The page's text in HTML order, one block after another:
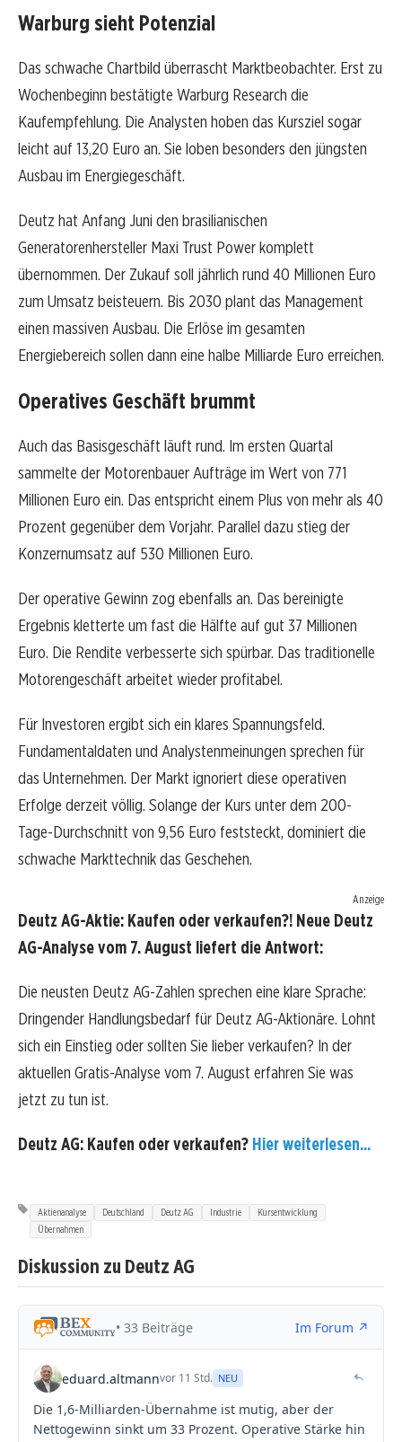
Warburg sieht Potenzial
Das schwache Chartbild überrascht Marktbeobachter. Erst zu
Wochenbeginn bestätigte Warburg Research die
Kaufempfehlung. Die Analysten hoben das Kursziel sogar
leicht auf 13,20 Euro an. Sie loben besonders den jüngsten
Ausbau im Energiegeschäft.
Deutz hat Anfang Juni den brasilianischen
Generatorenhersteller Maxi Trust Power komplett
übernommen. Der Zukauf soll jährlich rund 40 Millionen Euro
zum Umsatz beisteuern. Bis 2030 plant das Management
einen massiven Ausbau. Die Erlöse im gesamten
Energiebereich sollen dann eine halbe Milliarde Euro erreichen.
Operatives Geschäft brummt
Auch das Basisgeschäft läuft rund. Im ersten Quartal
sammelte der Motorenbauer Aufträge im Wert von 771
Millionen Euro ein. Das entspricht einem Plus von mehr als 40
Prozent gegenüber dem Vorjahr. Parallel dazu stieg der
Konzernumsatz auf 530 Millionen Euro.
Der operative Gewinn zog ebenfalls an. Das bereinigte
Ergebnis kletterte um fast die Hälfte auf gut 37 Millionen
Euro. Die Rendite verbesserte sich spürbar. Das traditionelle
Motorengeschäft arbeitet wieder profitabel.
Für Investoren ergibt sich ein klares Spannungsfeld.
Fundamentaldaten und Analystenmeinungen sprechen für
das Unternehmen. Der Markt ignoriert diese operativen
Erfolge derzeit völlig. Solange der Kurs unter dem 200-
Tage-Durchschnitt von 9,56 Euro feststeckt, dominiert die
schwache Markttechnik das Geschehen.
Anzeige
Deutz AG-Aktie: Kaufen oder verkaufen?! Neue Deutz
AG-Analyse vom 7. August liefert die Antwort:
Die neusten Deutz AG-Zahlen sprechen eine klare Sprache:
Dringender Handlungsbedarf für Deutz AG-Aktionäre. Lohnt
sich ein Einstieg oder sollten Sie lieber verkaufen? In der
aktuellen Gratis-Analyse vom 7. August erfahren Sie was
jetzt zu tun ist.
Deutz AG: Kaufen oder verkaufen? Hier weiterlesen...
Aktienanalyse Deutschland Deutz AG Industrie
Kursentwicklung
Übernahmen
Diskussion zu Deutz AG